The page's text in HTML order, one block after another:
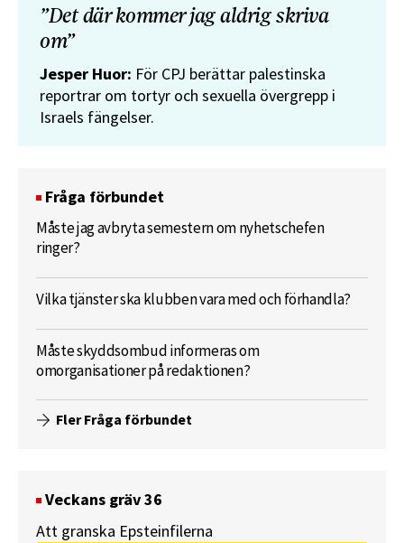
”Det där kommer jag aldrig skriva
om”
Jesper Huor: För CPJ berättar palestinska
reportrar om tortyr och sexuella övergrepp i
Israels fängelser.
Fråga förbundet
Måste jag avbryta semestern om nyhetschefen
ringer?
Vilka tjänster ska klubben vara med och förhandla?
Måste skyddsombud informeras om
omorganisationer på redaktionen?
Fler Fråga förbundet
Veckans gräv 36
Att granska Epsteinfilerna